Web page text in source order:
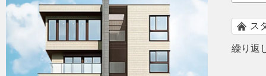
ス
繰り返